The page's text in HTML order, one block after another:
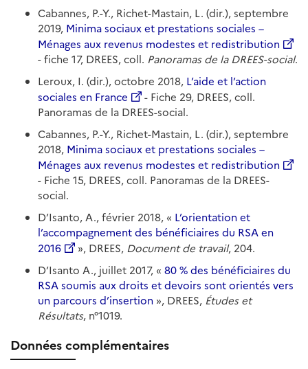
Cabannes, P.-Y., Richet-Mastain, L. (dir.), septembre
2019, Minima sociaux et prestations sociales –
Ménages aux revenus modestes et redistribution
- fiche 17, DREES, coll. Panoramas de la DREES-social.
Leroux, I. (dir.), octobre 2018, L’aide et l’action
sociales en France
- Fiche 29, DREES, coll.
Panoramas de la DREES-social.
Cabannes, P.-Y., Richet-Mastain, L. (dir.), septembre
2018, Minima sociaux et prestations sociales –
Ménages aux revenus modestes et redistribution
- Fiche 15, DREES, coll. Panoramas de la DREES-
social.
D’Isanto, A., février 2018, « L’orientation et
l’accompagnement des bénéficiaires du RSA en
2016
», DREES, Document de travail, 204.
D’Isanto A., juillet 2017, « 80 % des bénéficiaires du
RSA soumis aux droits et devoirs sont orientés vers
un parcours d’insertion », DREES, Études et
Résultats, n°1019.
Données complémentaires